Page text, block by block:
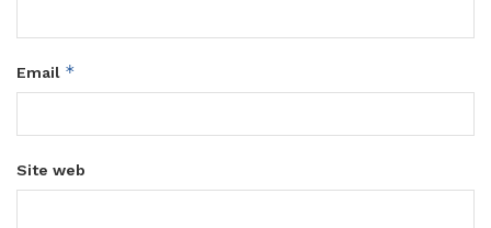
Email *
Site web